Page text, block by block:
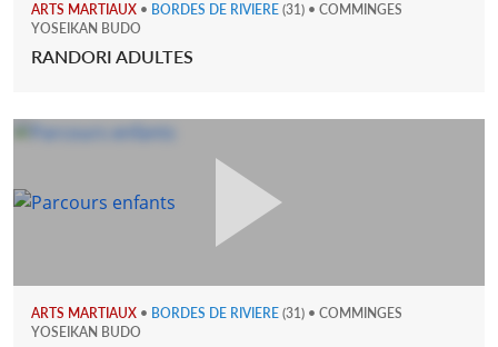
ARTS MARTIAUX • BORDES DE RIVIERE (31) • COMMINGES
YOSEIKAN BUDO
RANDORI ADULTES
ARTS MARTIAUX • BORDES DE RIVIERE (31) • COMMINGES
YOSEIKAN BUDO